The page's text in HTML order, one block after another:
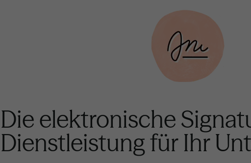
Die elektronische
Dienstleistung für Ihr